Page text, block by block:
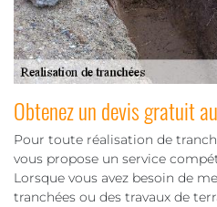
Obtenez un devis gratuit
Pour toute réalisation de
vous propose un service
Lorsque vous avez besoin de
tranchées ou des travaux de